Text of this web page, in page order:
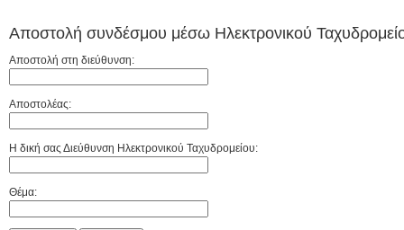
Αποστολή συνδέσμου μέσω Ηλεκτρονικού
Αποστολή στη διεύθυνση:
Αποστολέας:
Η δική σας Διεύθυνση Ηλεκτρονικού Ταχυδρομείου:
Θέμα: